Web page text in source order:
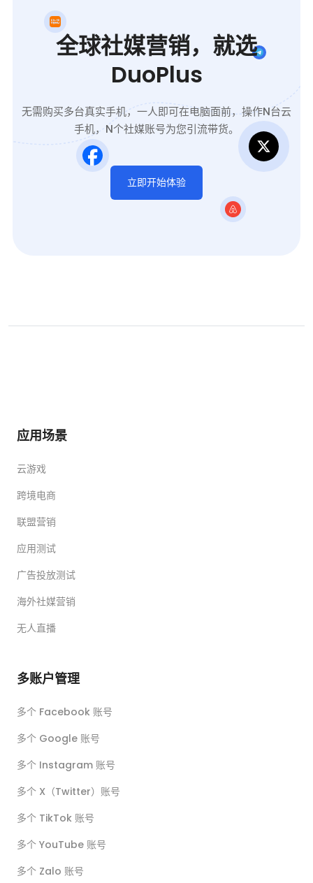
全球社媒营销，就选
DuoPlus
无需购买多台真实手机，一人即可在电脑面前，操作N台云
手机，N个社媒账号为您引流带货。
立即开始体验
应用场景
云游戏
跨境电商
联盟营销
应用测试
广告投放测试
海外社媒营销
无人直播
多账户管理
多个 Facebook 账号
多个 Google 账号
多个 Instagram 账号
多个 X（Twitter）账号
多个 TikTok 账号
多个 YouTube 账号
多个 Zalo 账号